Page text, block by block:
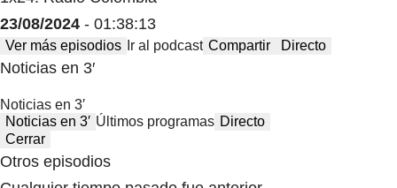
23/08/2024 - 01:38:13
Ver más episodios Ir al podcast Compartir Directo
Noticias en 3′
Noticias en 3′
Noticias en 3′ Últimos programas Directo
Cerrar
Otros episodios